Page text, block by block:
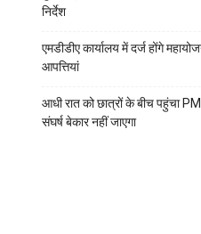
निर्देश
एमडीडीए कार्यालय में दर्ज होंगे
आपत्तियां
आधी रात को छात्रों के बीच पहुंचा
संघर्ष बेकार नहीं जाएगा